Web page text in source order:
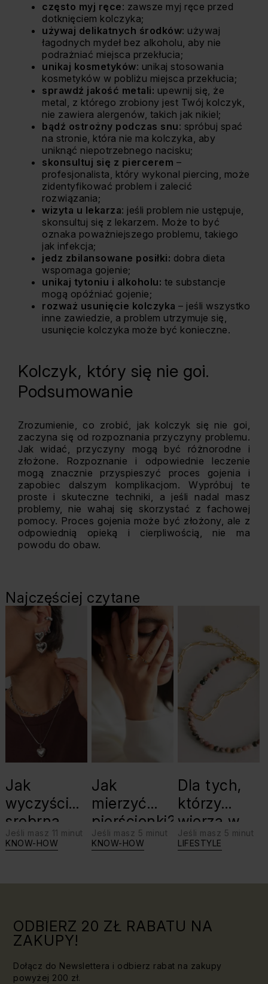
często myj ręce: zawsze myj ręce przed
dotknięciem kolczyka;
używaj delikatnych środków: używaj
łagodnych mydeł bez alkoholu, aby nie
podrażniać miejsca przekłucia;
unikaj kosmetyków: unikaj stosowania
kosmetyków w pobliżu miejsca przekłucia;
sprawdź jakość metali: upewnij się, że
metal, z którego zrobiony jest Twój kolczyk,
nie zawiera alergenów, takich jak nikiel;
bądź ostrożny podczas snu: spróbuj spać
na stronie, która nie ma kolczyka, aby
uniknąć niepotrzebnego nacisku;
skonsultuj się z piercerem –
profesjonalista, który wykonal piercing, może
zidentyfikować problem i zalecić
rozwiązania;
wizyta u lekarza: jeśli problem nie ustępuje,
skonsultuj się z lekarzem. Może to być
oznaka poważniejszego problemu, takiego
jak infekcja;
jedz zbilansowane posiłki: dobra dieta
wspomaga gojenie;
unikaj tytoniu i alkoholu: te substancje
mogą opóźniać gojenie;
rozważ usunięcie kolczyka – jeśli wszystko
inne zawiedzie, a problem utrzymuje się,
usunięcie kolczyka może być konieczne.
Kolczyk, który się nie goi.
Podsumowanie
Zrozumienie, co zrobić, jak kolczyk się nie goi,
zaczyna się od rozpoznania przyczyny problemu.
Jak widać, przyczyny mogą być różnorodne i
złożone. Rozpoznanie i odpowiednie leczenie
mogą znacznie przyspieszyć proces gojenia i
zapobiec dalszym komplikacjom. Wypróbuj te
proste i skuteczne techniki, a jeśli nadal masz
problemy, nie wahaj się skorzystać z fachowej
pomocy. Proces gojenia może być złożony, ale z
odpowiednią opieką i cierpliwością, nie ma
powodu do obaw.
Najczęściej czytane
Jak
wyczyścić
srebrną
biżuterię?
Jeśli masz 11 minut
KNOW-HOW
Jak
mierzyć
pierścionki?
Jeśli masz 5 minut
KNOW-HOW
Dla tych,
którzy
wierzą w
swoje siły:
Jeśli masz 5 minut
LIFESTYLE
ODBIERZ 20 ZŁ RABATU NA
ZAKUPY!
Dołącz do Newslettera i odbierz rabat na zakupy
powyżej 200 zł.